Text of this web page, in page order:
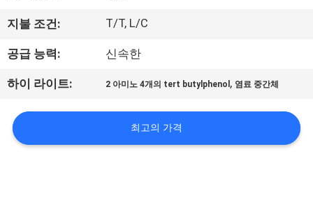
우
리
에
관
한
지불 조건: T/T, L/C
공급 능력: 신속한
하이 라이트: 2 아미노 4개의 tert butylphenol , 염료 중간체
최고의 가격